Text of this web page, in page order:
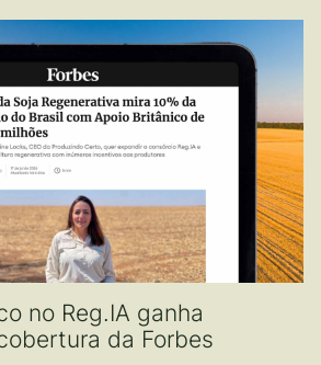
no Reg.IA ganha
da Forbes